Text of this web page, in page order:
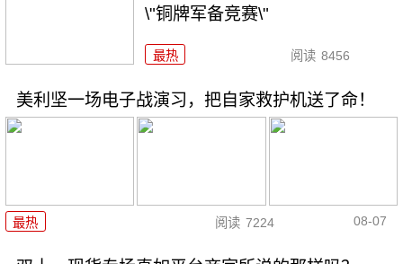
\"铜牌军备竞赛\"
最热 阅读 8456
美利坚一场电子战演习，把自家救护机送了命！
最热 阅读 7224 08-07